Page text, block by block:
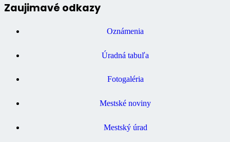
Zaujimavé odkazy
Oznámenia
Úradná tabuľa
Fotogaléria
Mestské noviny
Mestský úrad